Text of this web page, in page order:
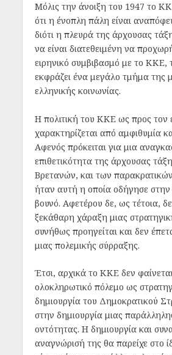
Μόλις την άνοιξη του 1947 το
ότι η ένοπλη πάλη είναι
διότι η πλευρά της άρχουσας
να είναι διατεθειμένη να
ειρηνικό συμβιβασμό με το ΚΚΕ,
εκφράζει ένα μεγάλο τμήμα της
ελληνικής κοινωνίας.
Η πολιτική του ΚΚΕ ως προς τον
χαρακτηρίζεται από αμφιθυμία
Αφενός πρόκειται για μια
επιθετικότητα της άρχουσας
Βρετανών, και των
ήταν αυτή η οποία οδήγησε στην
βουνό. Αφετέρου δε, ως τέτοια,
ξεκάθαρη χάραξη μιας
συνήθως προηγείται και δεν
μιας πολεμικής σύρραξης.
Έτσι, αρχικά το ΚΚΕ δεν
ολοκληρωτικό πόλεμο ως
δημιουργία του Δημοκρατικού
στην δημιουργία μιας
οντότητας. Η δημιουργία και
αναγνώρισή της θα παρείχε στο